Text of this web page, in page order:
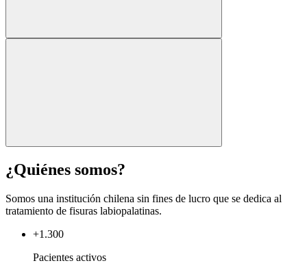
¿Quiénes somos?
Somos una institución chilena sin fines de lucro que se dedica al
tratamiento de fisuras labiopalatinas.
+1.300
Pacientes activos